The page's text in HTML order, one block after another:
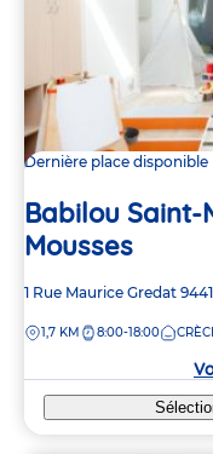
Dernière place disponible
Babilou Saint-
Mousses
Adresse
la
1 Rue Maurice Gredat
DISTANCE
1,7 KM 8:00-18:00